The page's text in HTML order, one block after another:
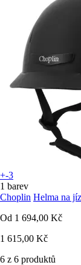
+-3
1 barev
Choplin Helma na
Od 1 694,00 Kč
1 615,00 Kč
6 z 6 produktů